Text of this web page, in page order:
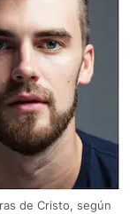
de Cristo, según